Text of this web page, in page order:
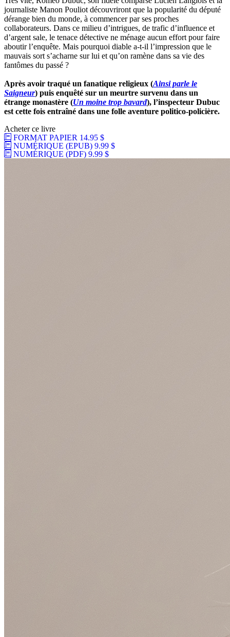
journaliste Manon Pouliot découvriront que la popularité du député
dérange bien du monde, à commencer par ses proches
collaborateurs. Dans ce milieu d’intrigues, de trafic d’influence et
d’argent sale, le tenace détective ne ménage aucun effort pour faire
aboutir l’enquête. Mais pourquoi diable a-t‑il l’impression que le
mauvais sort s’acharne sur lui et qu’on ramène dans sa vie des
fantômes du passé ?
Après avoir traqué un fanatique religieux (Ainsi parle le
Saigneur) puis enquêté sur un meurtre survenu dans un
étrange monastère (Un moine trop bavard), l’inspecteur Dubuc
est cette fois entraîné dans une folle aventure politico-policière.
Acheter ce livre
FORMAT PAPIER 14.95 $
NUMÉRIQUE (EPUB) 9.99 $
NUMÉRIQUE (PDF) 9.99 $